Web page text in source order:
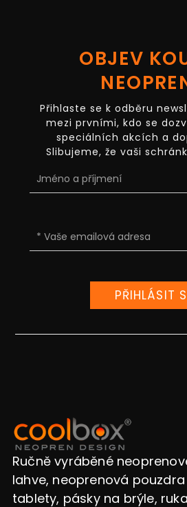
OBJEV
Přihlaste se k odběru
mezi prvními, kdo se
speciálních akcích a
Slibujeme, že vaši
PŘIHLÁSIT
Ručně vyráběné
lahve, neoprenová
tablety, pásky na brýle,